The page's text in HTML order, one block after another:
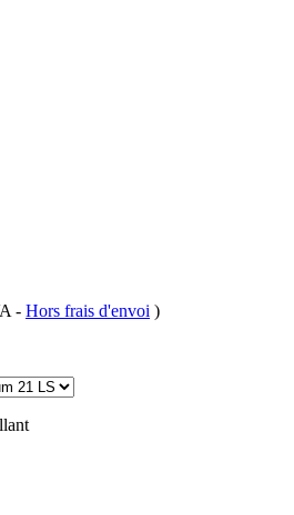
- Hors frais d'envoi )